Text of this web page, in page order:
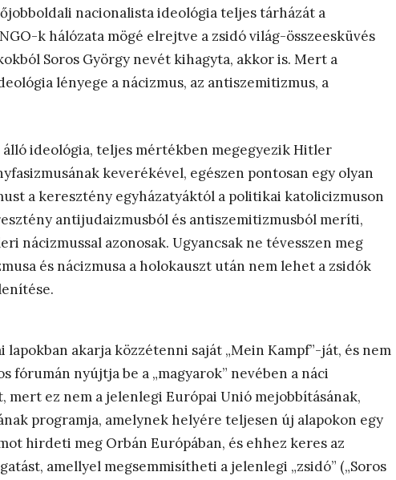
nacionalista ideológia teljes tárházát a
k hálózata mögé elrejtve a zsidó világ-összeesküvés
Soros György nevét kihagyta, akkor is. Mert a
lényege a nácizmus, az antiszemitizmus, a
ideológia, teljes mértékben megegyezik Hitler
keverékével, egészen pontosan egy olyan
a keresztény egyházatyáktól a politikai katolicizmuson
antijudaizmusból és antiszemitizmusból meríti,
nácizmussal azonosak. Ugyancsak ne tévesszen meg
és nácizmusa a holokauszt után nem lehet a zsidók
akarja közzétenni saját „Mein Kampf”-ját, és nem
fórumán nyújtja be a „magyarok” nevében a náci
mert ez nem a jelenlegi Európai Unió mejobbításának,
programja, amelynek helyére teljesen új alapokon egy
hirdeti meg Orbán Európában, és ehhez keres az
amellyel megsemmisítheti a jelenlegi „zsidó” („Soros